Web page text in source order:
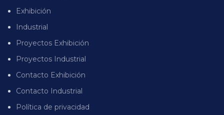
Exhibición
Industrial
Proyectos Exhibición
Proyectos Industrial
Contacto Exhibición
Contacto Industrial
Política de privacidad